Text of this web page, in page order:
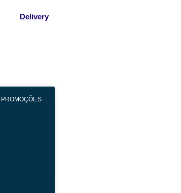
Delivery
PROMOÇÕES